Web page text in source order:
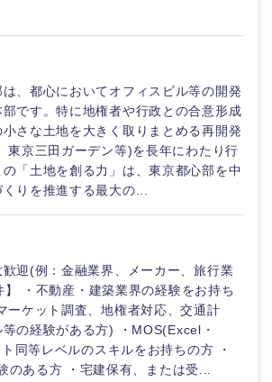
、都心においてオフィスビル等の開発
です。特に地権者や行政との合意形成
さな土地を大きく取りまとめる再開発
東京三田ガーデン等)を長年にわたり行
「土地を創る力」は、東京都心部を中
りを推進する最大の...
迎(例：金融業界、メーカー、旅行業
・不動産・建築業界の経験をお持ち
ーケット調査、地権者対応、交通計
の経験がある方) ・MOS(Excel・
同等レベルのスキルをお持ちの方 ・
のある方 ・宅建保有、または受...